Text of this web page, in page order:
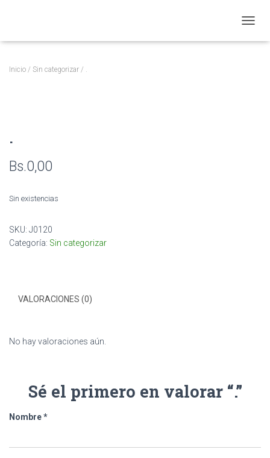
Inicio / Sin categorizar / .
.
Bs.0,00
Sin existencias
SKU: J0120
Categoría: Sin categorizar
VALORACIONES (0)
No hay valoraciones aún.
Sé el primero en valorar “.”
Nombre*